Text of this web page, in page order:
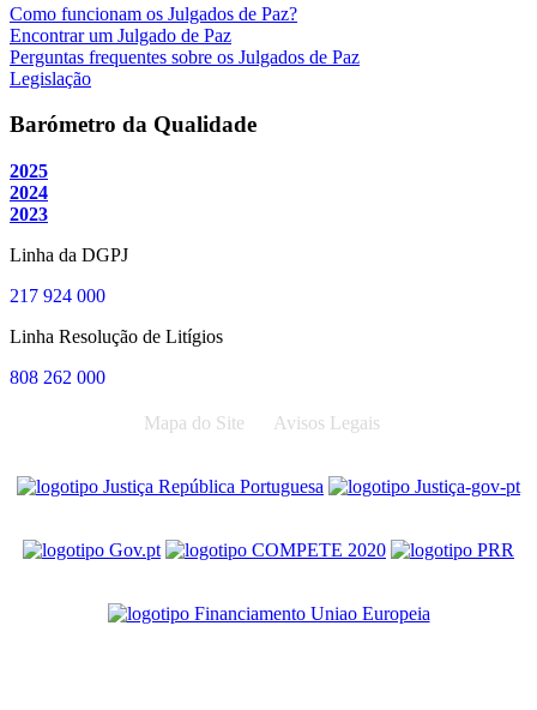
Como funcionam os Julgados de Paz?
Encontrar um Julgado de Paz
Perguntas frequentes sobre os Julgados de Paz
Legislação
Barómetro da Qualidade
2025
2024
2023
Linha da DGPJ
217 924 000
Linha Resolução de Litígios
808 262 000
Mapa do Site Avisos Legais